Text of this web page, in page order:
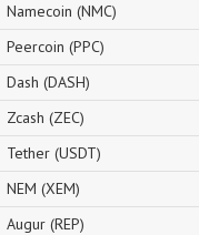
Namecoin (NMC)
Peercoin (PPC)
Dash (DASH)
Zcash (ZEC)
Tether (USDT)
NEM (XEM)
Augur (REP)